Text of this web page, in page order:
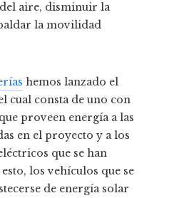
aire, disminuir la
la movilidad
hemos lanzado el
cual consta de uno con
proveen energía a las
en el proyecto y a los
que se han
los vehículos que se
de energía solar